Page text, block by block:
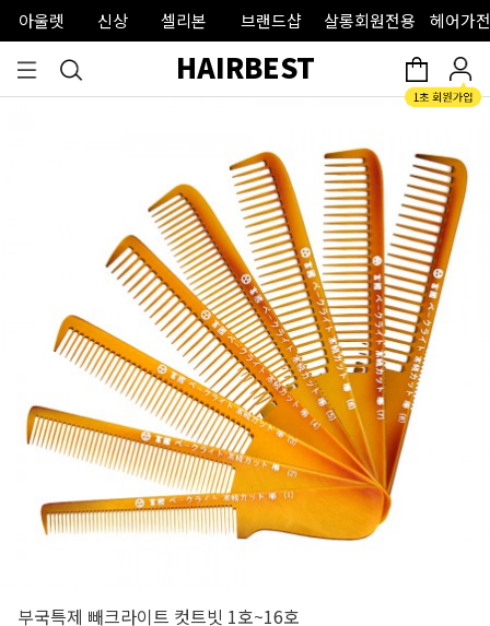
아울렛 신상 셀리본 브랜드샵 살롱회원전용 헤어가
HAIRBEST
부국특제 빼크라이트 컷트빗 1호~16호